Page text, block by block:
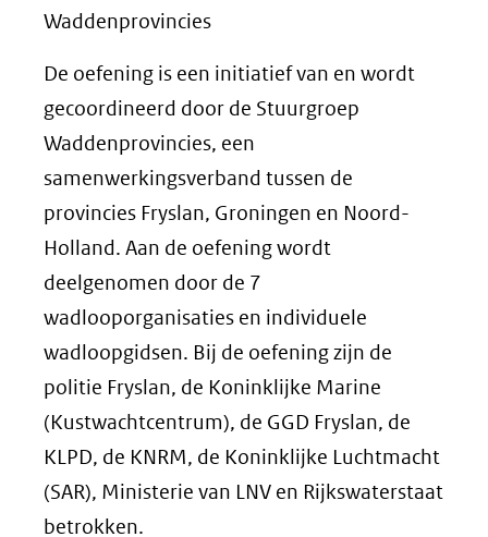
Waddenprovincies
De oefening is een initiatief van en wordt
gecoordineerd door de Stuurgroep
Waddenprovincies, een
samenwerkingsverband tussen de
provincies Fryslan, Groningen en Noord-
Holland. Aan de oefening wordt
deelgenomen door de 7
wadlooporganisaties en individuele
wadloopgidsen. Bij de oefening zijn de
politie Fryslan, de Koninklijke Marine
(Kustwachtcentrum), de GGD Fryslan, de
KLPD, de KNRM, de Koninklijke Luchtmacht
(SAR), Ministerie van LNV en Rijkswaterstaat
betrokken.